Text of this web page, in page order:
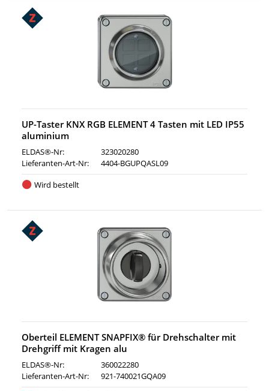
UP-Taster KNX RGB ELEMENT 4 Tasten mit LED IP55
aluminium
ELDAS®-Nr:
323020280
Lieferanten-Art-Nr:
4404-BGUPQASL09
Wird bestellt
Oberteil ELEMENT SNAPFIX® für Drehschalter mit
Drehgriff mit Kragen alu
ELDAS®-Nr:
360022280
Lieferanten-Art-Nr:
921-740021GQA09